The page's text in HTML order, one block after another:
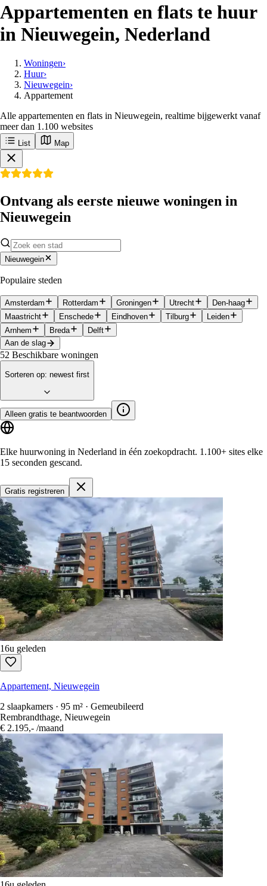
Appartementen en flats te huur
in Nieuwegein, Nederland
Woningen›
Huur›
Nieuwegein›
Appartement
Alle appartementen en flats in Nieuwegein, realtime bijgewerkt vanaf
meer dan 1.100 websites
List Map
Ontvang als eerste nieuwe woningen in
Nieuwegein
Nieuwegein
Populaire steden
Amsterdam Rotterdam Groningen Utrecht
Den-haag
Maastricht
Enschede Eindhoven Tilburg
Leiden
Arnhem
Breda
Delft
Aan de slag
52 Beschikbare woningen
Sorteren op: newest first
Alleen gratis te beantwoorden
Elke huurwoning in Nederland in één zoekopdracht. 1.100+ sites elke
15 seconden gescand.
Gratis registreren
16u geleden
Appartement, Nieuwegein
2 slaapkamers · 95 m² · Gemeubileerd
Rembrandthage, Nieuwegein
€ 2.195,- /maand